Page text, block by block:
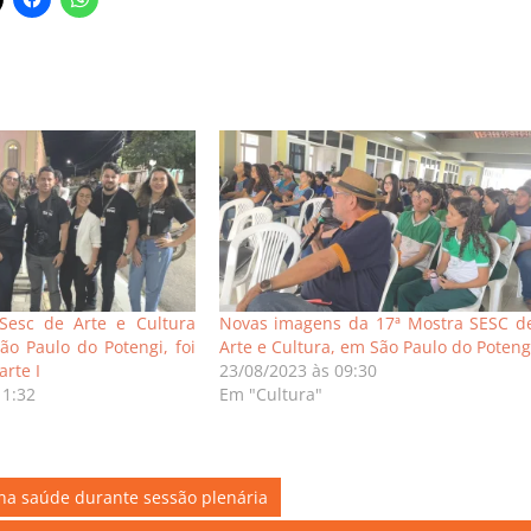
de Arte e Cultura
Paulo do Potengi, foi
I
Novas imagens da 17ª Mostra SESC
Arte e Cultura, em São Paulo do
23/08/2023 às 09:30
saúde durante sessão plenária